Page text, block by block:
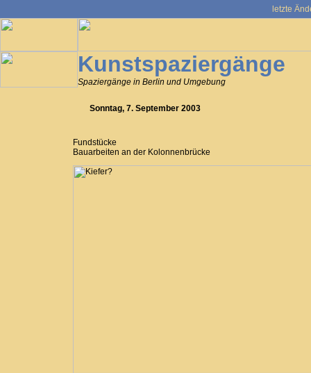
letzte
Kunstspaziergänge
Spaziergänge in Berlin und Umgebung
Sonntag, 7. September 2003
Fundstücke
Bauarbeiten an der Kolonnenbrücke